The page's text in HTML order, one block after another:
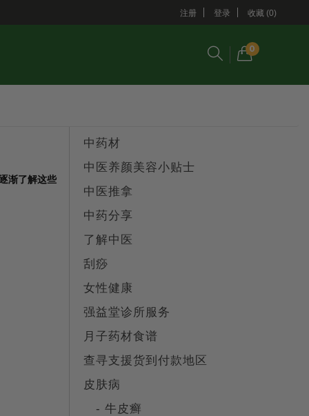
注册 登录 收藏 (0)
0
渐了解这些
中药材
中医养颜美容小贴士
中医推拿
中药分享
了解中医
刮痧
女性健康
强益堂诊所服务
月子药材食谱
查寻支援货到付款地区
皮肤病
- 牛皮癣